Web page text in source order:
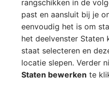
rangschikken in de
past en aansluit bij je
eenvoudig het is om
het deelvenster Staten
staat selecteren en
locatie slepen. Verder
Staten bewerken te